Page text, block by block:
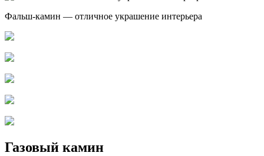
Фальш-камин — отличное украшение интерьера
Газовый камин